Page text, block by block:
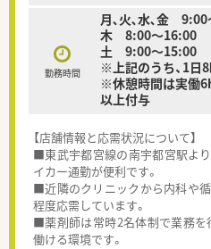
勤務時間
月､火､水､金 9:00
木 8:00～16:00
土 9:00～15:00
※上記のうち、1日
※休憩時間は実働
以上付与
【店舗情報と応需状況について】
■東武宇都宮線の南宇都宮駅よ
イカー通勤が便利です。
■近隣のクリニックから内科や
程度応需しています。
■薬剤師は常時2名体制で業務を
働ける環境です。